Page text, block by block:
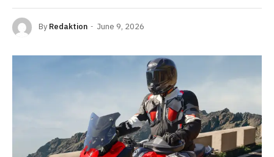
By Redaktion June 9, 2026